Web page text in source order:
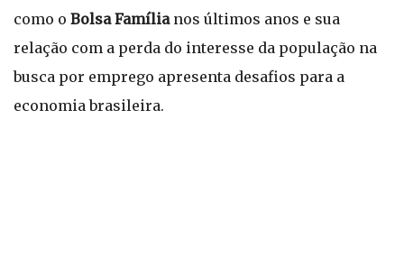
como o Bolsa Famílianos últimos anos e sua
relação com a perda do interesse da população na
busca por emprego apresenta desafios para a
economia brasileira.